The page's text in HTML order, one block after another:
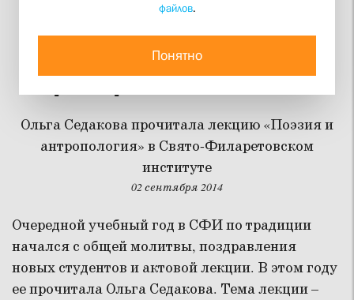
«И что человек, что его
берегут? – гнездо
разоренья и стона»
Ольга Седакова прочитала лекцию «Поэзия и
антропология» в Свято-Филаретовском
институте
02 сентября 2014
Очередной учебный год в СФИ по традиции
начался с общей молитвы, поздравления
новых студентов и актовой лекции. В этом году
ее прочитала Ольга Седакова. Тема лекции –
файлов.
Понятно